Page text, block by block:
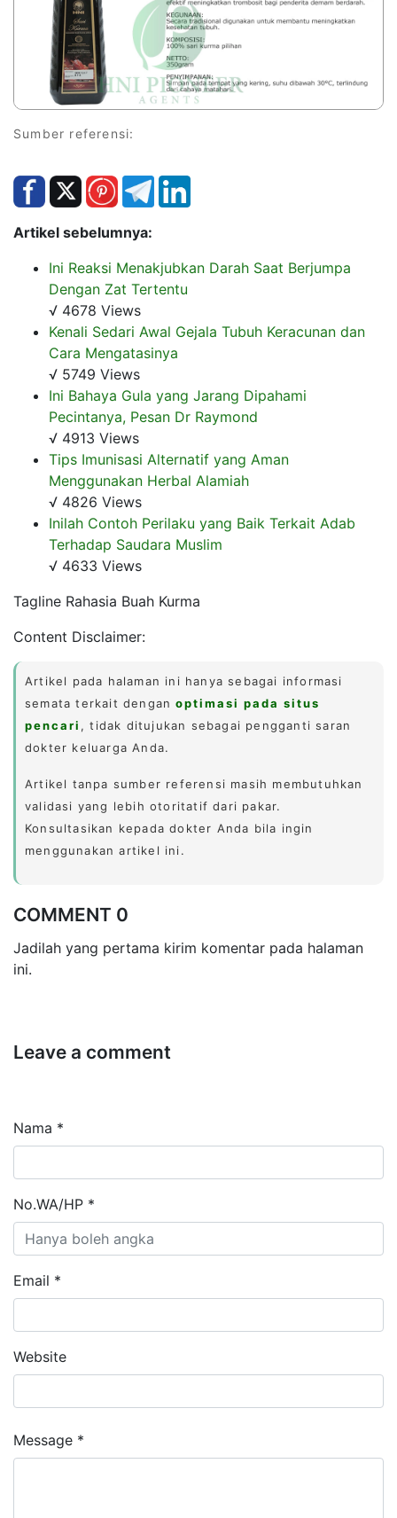
Sumber referensi:
Artikel sebelumnya:
Ini Reaksi Menakjubkan Darah Saat Berjumpa
Dengan Zat Tertentu
√ 4678 Views
Kenali Sedari Awal Gejala Tubuh Keracunan dan
Cara Mengatasinya
√ 5749 Views
Ini Bahaya Gula yang Jarang Dipahami
Pecintanya, Pesan Dr Raymond
√ 4913 Views
Tips Imunisasi Alternatif yang Aman
Menggunakan Herbal Alamiah
√ 4826 Views
Inilah Contoh Perilaku yang Baik Terkait Adab
Terhadap Saudara Muslim
√ 4633 Views
Tagline Rahasia Buah Kurma
Content Disclaimer:
Artikel pada halaman ini hanya sebagai informasi
semata terkait denganoptimasi pada situs
pencari , tidak ditujukan sebagai pengganti saran
dokter keluarga Anda.
Artikel tanpa sumber referensi masih membutuhkan
validasi yang lebih otoritatif dari pakar.
Konsultasikan kepada dokter Anda bila ingin
menggunakan artikel ini.
COMMENT 0
Jadilah yang pertama kirim komentar pada halaman
ini.
Leave a comment
Nama *
No.WA/HP *
Email *
Website
Message *